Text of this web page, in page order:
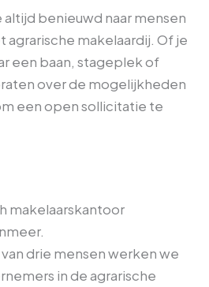
altijd benieuwd naar mensen
makelaardij. Of je
een baan, stageplek of
over de mogelijkheden
een open sollicitatie te
makelaarskantoor
drie mensen werken we
in de agrarische